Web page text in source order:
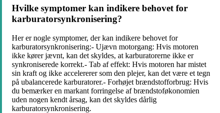
Hvilke symptomer kan indikere behovet for
karburatorsynkronisering?
Her er nogle symptomer, der kan indikere behovet for
karburatorsynkronisering:- Ujævn motorgang: Hvis motoren
ikke kører jævnt, kan det skyldes, at karburatorerne ikke er
synkroniserede korrekt.- Tab af effekt: Hvis motoren har mistet
sin kraft og ikke accelererer som den plejer, kan det være et tegn
på ubalancerede karburatorer.- Forhøjet brændstofforbrug: Hvis
du bemærker en markant forringelse af brændstoføkonomien
uden nogen kendt årsag, kan det skyldes dårlig
karburatorsynkronisering.